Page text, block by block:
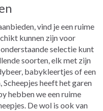
vind je een ruime
kunnen zijn voor
selectie kunt
soorten, elk met zijn
babykleertjes of een
heeft het garen
hebben we een ruime
De wol is ook van